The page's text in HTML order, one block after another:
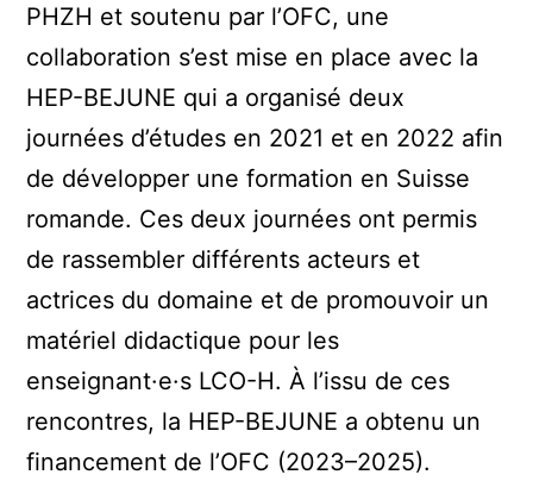
PHZH et soutenu par l’OFC, une
collaboration s’est mise en place avec la
HEP-BEJUNE qui a organisé deux
journées d’études en 2021 et en 2022 afin
de développer une formation en Suisse
romande. Ces deux journées ont permis
de rassembler différents acteurs et
actrices du domaine et de promouvoir un
matériel didactique pour les
enseignant·e·s LCO-H. À l’issu de ces
rencontres, la HEP-BEJUNE a obtenu un
financement de l’OFC (2023–2025).